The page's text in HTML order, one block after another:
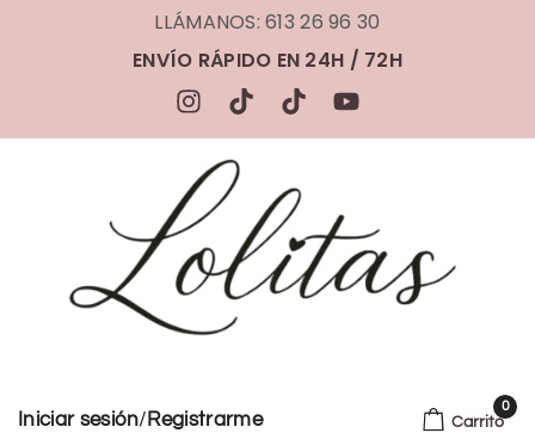
LLÁMANOS: 613 26 96 30
ENVÍO RÁPIDO EN 24H / 72H
Iniciar sesión/ Registrarme Carrito
0